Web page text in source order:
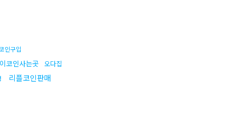
인구입
코인사는곳 오다집
리플코인판매